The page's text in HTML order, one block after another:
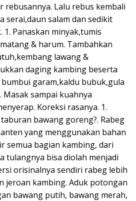
rebusannya. Lalu rebus kembali
serai,daun salam dan sedikit
1. Panaskan minyak,tumis
& harum. Tambahkan
lawang &
daging kambing beserta
garam,kaldu bubuk,gula
Masak sampai kuahnya
Koreksi rasanya. 1.
bawang goreng?. Rabeg
yang menggunakan bahan
semua bagian kambing, dari
tulangnya bisa diolah menjadi
orisinalnya sendiri rabeg lebih
jeroan kambing. Aduk potongan
bawang putih, bawang merah,